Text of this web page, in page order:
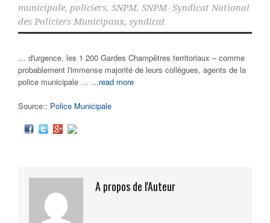
municipale, policiers, SNPM, SNPM- Syndicat National
des Policiers Municipaux, syndicat
… d'urgence, les 1 200 Gardes Champêtres territoriaux – comme
probablement l'immense majorité de leurs collègues, agents de la
police municipale … …read more
Source:: Police Municipale
A propos de l'Auteur